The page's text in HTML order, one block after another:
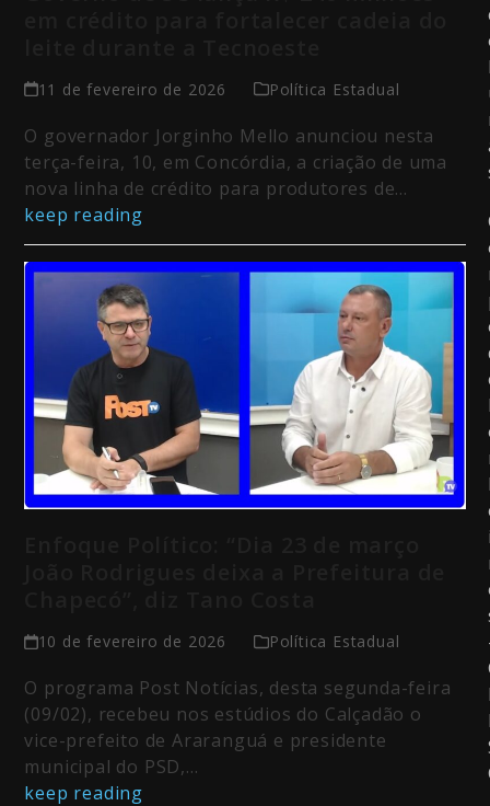
11 de fevereiro de 2026 Política Estadual
O governador Jorginho Mello anunciou nesta
terça-feira, 10, em Concórdia, a criação de uma
nova linha de crédito para produtores de…
keep reading
10 de fevereiro de 2026 Política Estadual
O programa Post Notícias, desta segunda-feira
(09/02), recebeu nos estúdios do Calçadão o
vice-prefeito de Araranguá e presidente
municipal do PSD,…
keep reading